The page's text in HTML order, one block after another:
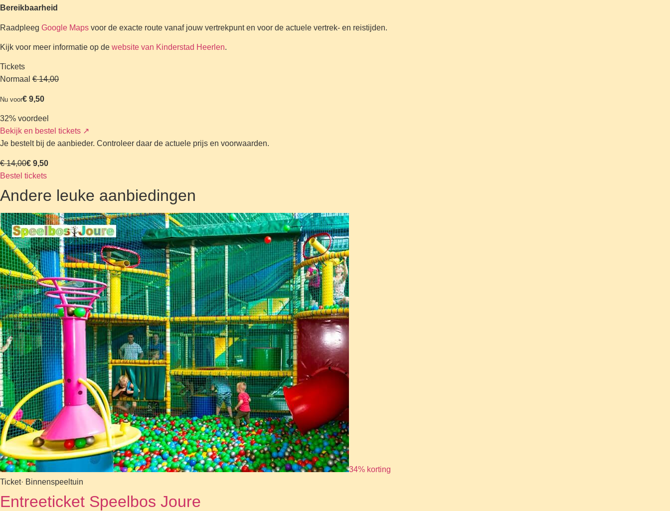
Bereikbaarheid
Raadpleeg Google Maps voor de exacte route vanaf jouw vertrekpunt en voor de actuele vertrek- en reistijden.
Kijk voor meer informatie op de website van Kinderstad Heerlen.
Tickets
Normaal € 14,00
Nu voor€ 9,50
32% voordeel
Bekijk en bestel tickets ↗
Je bestelt bij de aanbieder. Controleer daar de actuele prijs en voorwaarden.
€ 14,00€ 9,50
Bestel tickets
Andere leuke aanbiedingen
34% korting
Ticket· Binnenspeeltuin
Entreeticket Speelbos Joure